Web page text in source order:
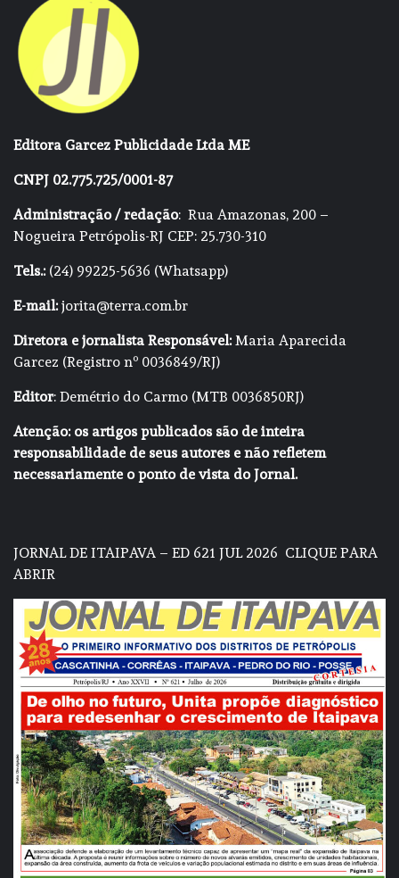
Editora Garcez Publicidade Ltda ME
CNPJ 02.775.725/0001-87
Administração / redação: Rua Amazonas, 200 –
Nogueira Petrópolis-RJ CEP: 25.730-310
Tels.:(24) 99225-5636 (Whatsapp)
E-mail:jorita@terra.com.br
Diretora e jornalista Responsável:Maria Aparecida
Garcez (Registro nº 0036849/RJ)
Editor: Demétrio do Carmo (MTB 0036850RJ)
Atenção: os artigos publicados são de inteira
responsabilidade de seus autores e não refletem
necessariamente o ponto de vista do Jornal.
JORNAL DE ITAIPAVA – ED 621 JUL 2026 CLIQUE PARA
ABRIR